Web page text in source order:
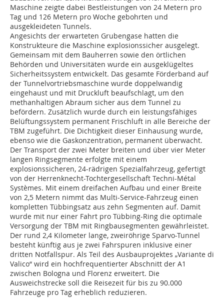
Maschine zeigte dabei Bestleistungen von 24 Metern pro
Tag und 126 Metern pro Woche gebohrten und
ausgekleideten Tunnels.
Angesichts der erwarteten Grubengase hatten die
Konstrukteure die Maschine explosionssicher ausgelegt.
Gemeinsam mit dem Bauherren sowie den örtlichen
Behörden und Universitäten wurde ein ausgeklügeltes
Sicherheitssystem entwickelt. Das gesamte Förderband auf
der Tunnelvortriebsmaschine wurde doppelwandig
eingehaust und mit Druckluft beaufschlagt, um den
methanhaltigen Abraum sicher aus dem Tunnel zu
befördern. Zusätzlich wurde durch ein leistungsfähiges
Belüftungssystem permanent Frischluft in alle Bereiche der
TBM zugeführt. Die Dichtigkeit dieser Einhausung wurde,
ebenso wie die Gaskonzentration, permanent überwacht.
Der Transport der zwei Meter breiten und über vier Meter
langen Ringsegmente erfolgte mit einem
explosionssicheren, 24-rädrigen Spezialfahrzeug, gefertigt
von der Herrenknecht-Tochtergesellschaft Techni-Métal
Systèmes. Mit einem dreifachen Aufbau und einer Breite
von 2,5 Metern nimmt das Multi-Service-Fahrzeug einen
kompletten Tübbingsatz aus zehn Segmenten auf. Damit
wurde mit nur einer Fahrt pro Tübbing-Ring die optimale
Versorgung der TBM mit Ringbausegmenten gewährleistet.
Der rund 2,4 Kilometer lange, zweiröhrige Sparvo-Tunnel
besteht künftig aus je zwei Fahrspuren inklusive einer
dritten Notfallspur. Als Teil des Ausbauprojektes „Variante di
Valico“ wird ein hochfrequentierter Abschnitt der A1
zwischen Bologna und Florenz erweitert. Die
Ausweichstrecke soll die Reisezeit für bis zu 90.000
Fahrzeuge pro Tag erheblich reduzieren.